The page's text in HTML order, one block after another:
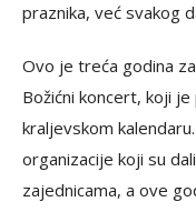
praznika, već svakog
Ovo je treća godina
Božićni koncert, koji
kraljevskom
organizacije koji su
zajednicama, a ove